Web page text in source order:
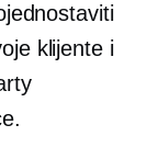
klijente i